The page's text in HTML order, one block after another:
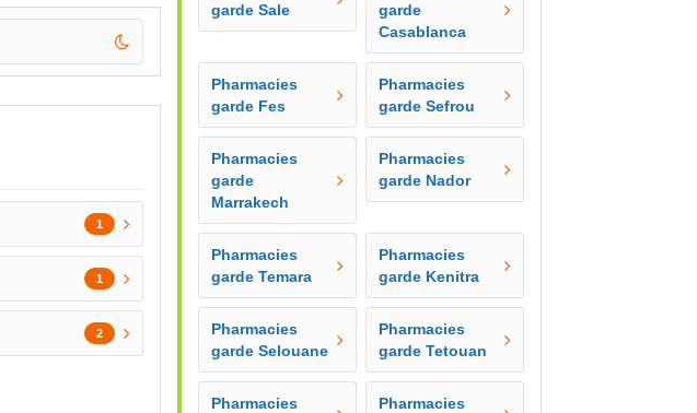
1
1
2
garde Sale
garde
Casablanca
Pharmacies
garde Fes
Pharmacies
garde Sefrou
Pharmacies
garde
Marrakech
Pharmacies
garde Nador
Pharmacies
garde Temara
Pharmacies
garde Kenitra
Pharmacies
garde Selouane
Pharmacies
garde Tetouan
Pharmacies
Pharmacies